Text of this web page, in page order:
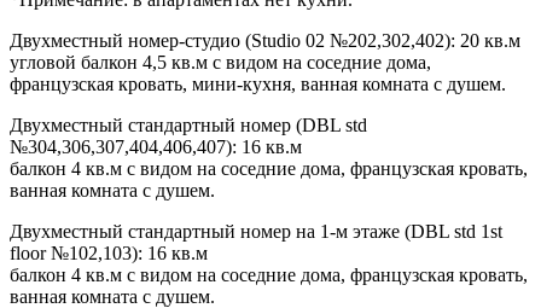
Двухместный номер-студио (Studio 02 №202,302,402): 20 кв.м
угловой балкон 4,5 кв.м с видом на соседние дома,
французская кровать, мини-кухня, ванная комната с душем.
Двухместный стандартный номер (DBL std
№304,306,307,404,406,407): 16 кв.м
балкон 4 кв.м с видом на соседние дома, французская кровать,
ванная комната с душем.
Двухместный стандартный номер на 1-м этаже (DBL std 1st
floor №102,103): 16 кв.м
балкон 4 кв.м с видом на соседние дома, французская кровать,
ванная комната с душем.